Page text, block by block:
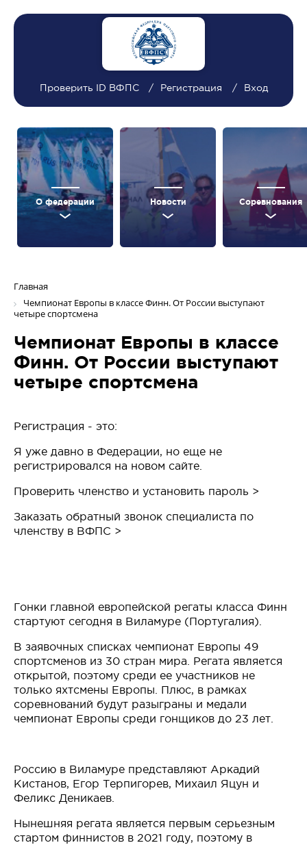
Проверить ID ВФПС Регистрация Вход
О федерации Новости Соревнования
Главная
Чемпионат Европы в классе Финн. От России выступают
четыре спортсмена
Чемпионат Европы в классе
Финн. От России выступают
четыре спортсмена
Регистрация - это:
Я уже давно в Федерации, но еще не
регистрировался на новом сайте.
Проверить членство и установить пароль >
Заказать обратный звонок специалиста по
членству в ВФПС >
Гонки главной европейской регаты класса Финн
стартуют сегодня в Виламуре (Португалия).
В заявочных списках чемпионат Европы 49
спортсменов из 30 стран мира. Регата является
открытой, поэтому среди ее участников не
только яхтсмены Европы. Плюс, в рамках
соревнований будут разыграны и медали
чемпионат Европы среди гонщиков до 23 лет.
Россию в Виламуре представляют Аркадий
Кистанов, Егор Терпигорев, Михаил Яцун и
Феликс Деникаев.
Нынешняя регата является первым серьезным
стартом финнистов в 2021 году, поэтому в